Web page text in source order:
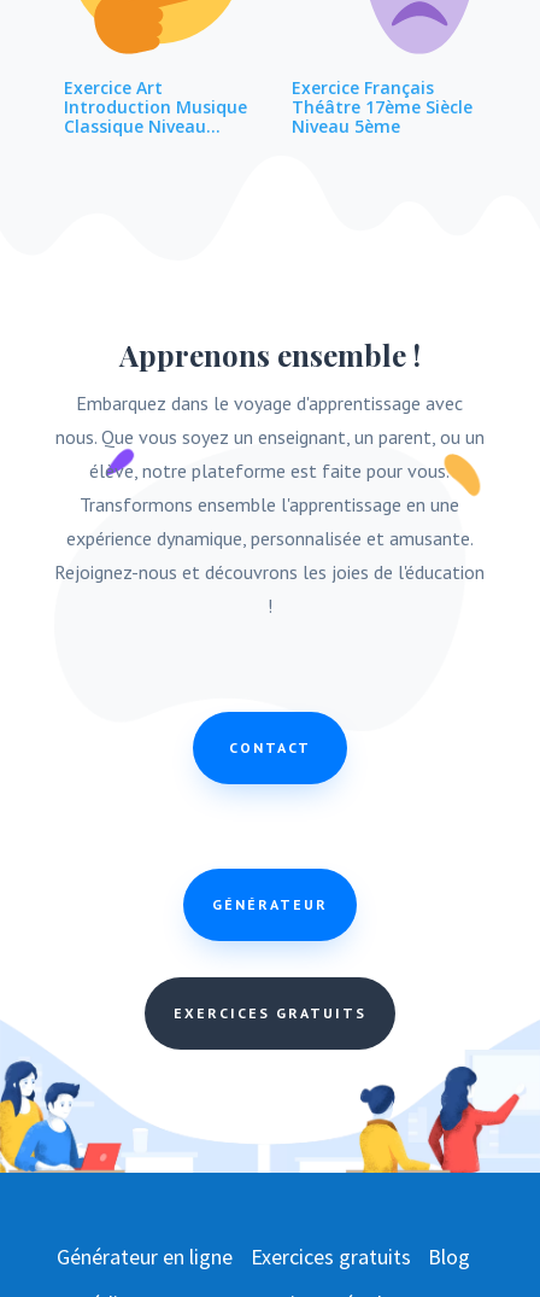
Exercice Art
Introduction Musique
Classique Niveau…
Exercice Français
Théâtre 17ème Siècle
Niveau 5ème
Apprenons ensemble !
Embarquez dans le voyage d'apprentissage avec
nous. Que vous soyez un enseignant, un parent, ou un
élève, notre plateforme est faite pour vous.
Transformons ensemble l'apprentissage en une
expérience dynamique, personnalisée et amusante.
Rejoignez-nous et découvrons les joies de l'éducation
!
CONTACT
GÉNÉRATEUR
EXERCICES GRATUITS
Générateur en ligne Exercices gratuits
Blog